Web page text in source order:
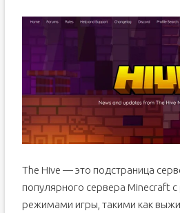
The Hive — это подстраница
популярного сервера Minecraft
режимами игры, такими как